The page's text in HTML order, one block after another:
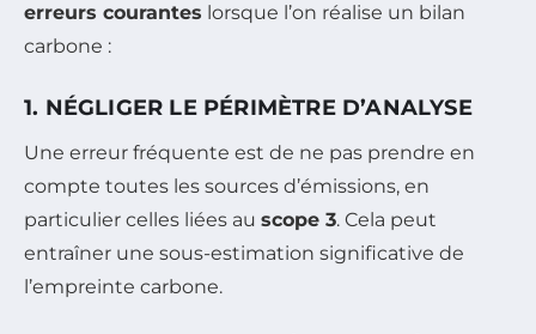
erreurs courantes lorsque l’on réalise un bilan
carbone :
1. NÉGLIGER LE PÉRIMÈTRE D’ANALYSE
Une erreur fréquente est de ne pas prendre en
compte toutes les sources d’émissions, en
particulier celles liées au scope 3. Cela peut
entraîner une sous-estimation significative de
l’empreinte carbone.